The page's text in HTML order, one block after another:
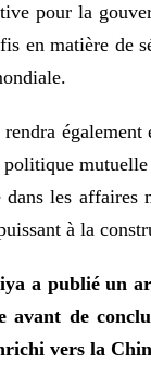
pour la
en matière de
les
à la
a publié un
de
vers la